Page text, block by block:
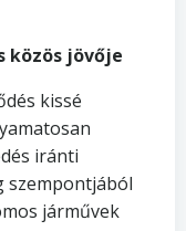
közös jövője
kissé
iránti
szempontjából
járművek